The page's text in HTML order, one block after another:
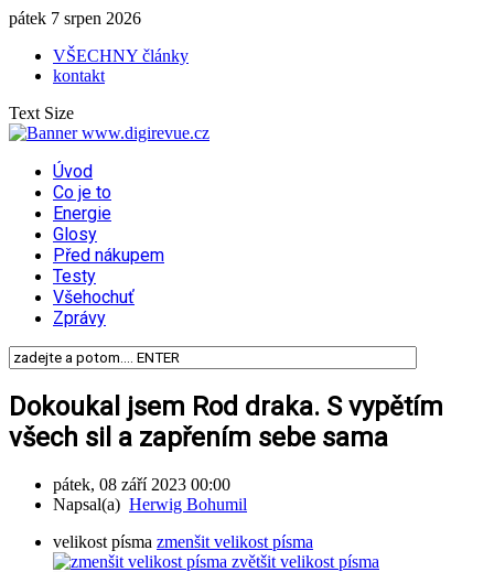
pátek 7 srpen 2026
VŠECHNY články
kontakt
Text Size
Úvod
Co je to
Energie
Glosy
Před nákupem
Testy
Všehochuť
Zprávy
Dokoukal jsem Rod draka. S vypětím
všech sil a zapřením sebe sama
pátek, 08 září 2023 00:00
Napsal(a) Herwig Bohumil
velikost písma zmenšit velikost písma
zvětšit velikost písma